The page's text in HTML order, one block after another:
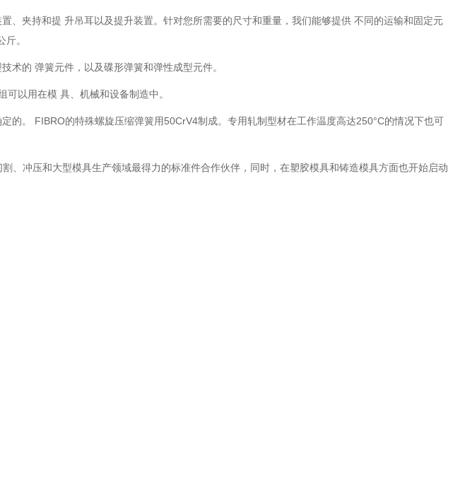
、夹持和提 升吊耳以及提升装置。针对您所需要的尺寸和重量，我们能够提供 不同的运输和固定元
。
术的 弹簧元件，以及碟形弹簧和弹性成型元件。
以用在模 具、机械和设备制造中。
的。 FIBRO的特殊螺旋压缩弹簧用50CrV4制成。专用轧制型材在工作温度高达250°C的情况下也可
、冲压和大型模具生产领域最得力的标准件合作伙伴，同时，在塑胶模具和铸造模具方面也开始启动